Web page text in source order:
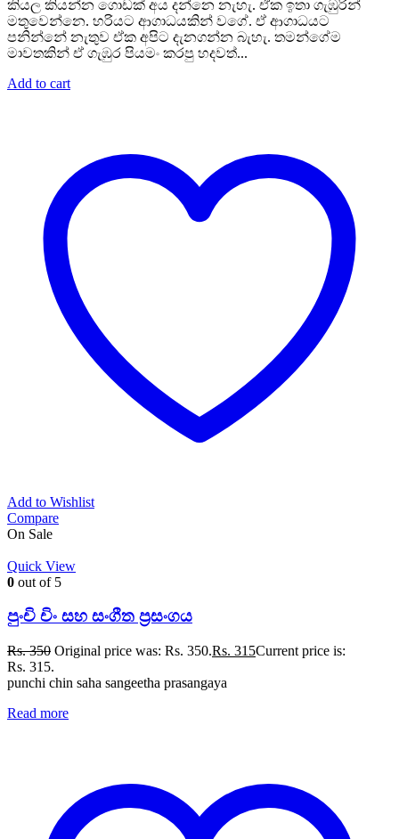
කියල කියන්න ගොඩක් අය දන්නෙ නැහැ. ඒක ඉතා ගැඹුරින්
මතුවෙන්නෙ. හරියට ආගාධයකින් වගේ. ඒ ආගාධයට
පනින්නේ නැතුව ඒක අපිට දැනගන්න බැහැ. තමන්ගේම
මාවතකින් ඒ ගැඹුර පියමං කරපු හදවත්...
Add to cart
Add to Wishlist
Compare
On Sale
Quick View
0 out of 5
පුංචි චිං සහ සංගීත ප්‍රසංගය
Rs.350 Original price was: Rs. 350.Rs. 315Current price is:
Rs. 315.
punchi chin saha sangeetha prasangaya
Read more